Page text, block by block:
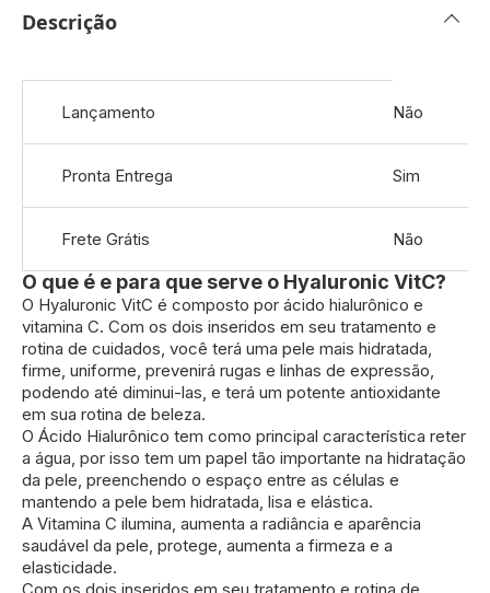
Descrição
O que é e para que serve o Hyaluronic VitC?
O Hyaluronic VitC é composto por ácido hialurônico e
vitamina C. Com os dois inseridos em seu tratamento e
rotina de cuidados, você terá uma pele mais hidratada,
firme, uniforme, prevenirá rugas e linhas de expressão,
podendo até diminui-las, e terá um potente antioxidante
em sua rotina de beleza.
O Ácido Hialurônico tem como principal característica reter
a água, por isso tem um papel tão importante na hidratação
da pele, preenchendo o espaço entre as células e
mantendo a pele bem hidratada, lisa e elástica.
A Vitamina C ilumina, aumenta a radiância e aparência
saudável da pele, protege, aumenta a firmeza e a
elasticidade.
Com os dois inseridos em seu tratamento e rotina de
informações
Lançamento Não
Pronta Entrega Sim
Frete Grátis Não